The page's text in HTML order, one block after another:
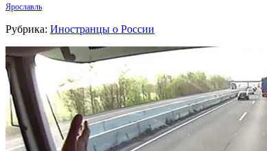
Ярославль
Рубрика: Иностранцы о России